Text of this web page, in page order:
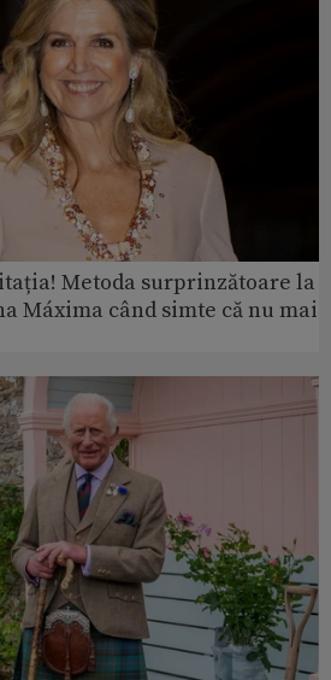
Metoda surprinzătoare la
Máxima când simte că nu mai